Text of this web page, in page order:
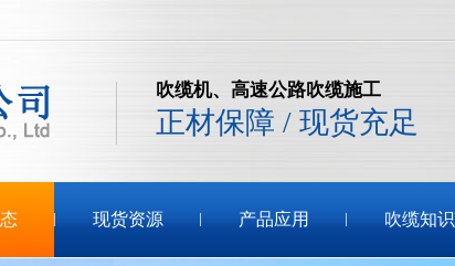
吹缆机、高速公路吹缆施工
正材保障 / 现货充足
现货资源 产品应用 吹缆知识